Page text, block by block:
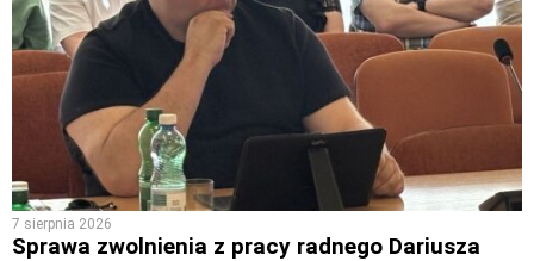
7 sierpnia 2026
Sprawa zwolnienia z pracy radnego Dariusza